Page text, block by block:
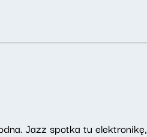
Jazz spotka tu elektronikę,